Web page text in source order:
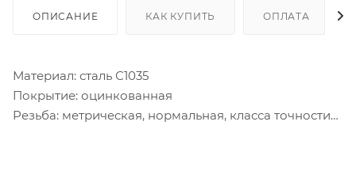
ОПИСАНИЕ КАК КУПИТЬ ОПЛАТА
Материал: сталь С1035
Покрытие: оцинкованная
Резьба: метрическая, нормальная, класса точности